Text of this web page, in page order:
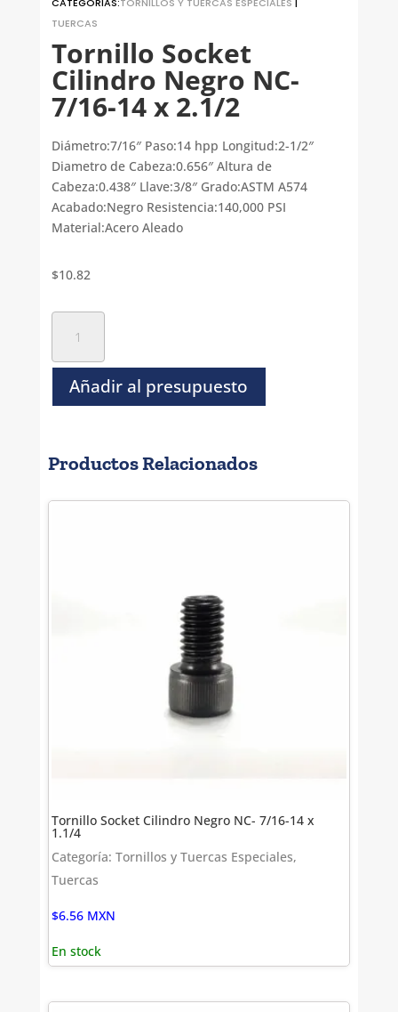
CATEGORÍAS:TORNILLOS Y TUERCAS ESPECIALES |
TUERCAS
Tornillo Socket
Cilindro Negro NC-
7/16-14 x 2.1/2
Diámetro:7/16″ Paso:14 hpp Longitud:2-1/2″
Diametro de Cabeza:0.656″ Altura de
Cabeza:0.438″ Llave:3/8″ Grado:ASTM A574
Acabado:Negro Resistencia:140,000 PSI
Material:Acero Aleado
$10.82
Socket
Cilindro
Negro
NC-
x
cantidad
Añadir al presupuesto
Productos Relacionados
Tornillo Socket Cilindro Negro NC- 7/16-14 x
1.1/4
Categoría: Tornillos y Tuercas Especiales,
Tuercas
$6.56 MXN
En stock